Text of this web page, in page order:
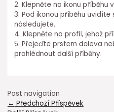
2. Klepněte na ikonu příběhu
3. Pod ikonou příběhu
následujete.
4. Klepněte na profil, jehož
5. Přejeďte prstem doleva
prohlédnout další příběhy.
Post navigation
← Předchozí Příspěvek